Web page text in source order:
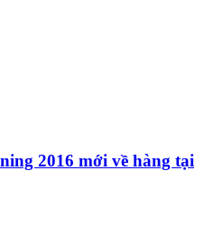
2016 mới về hàng tại